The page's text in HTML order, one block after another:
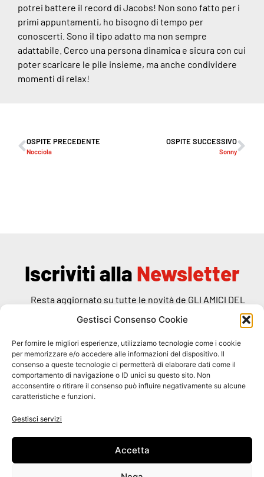
Gestisci Consenso Cookie
Per fornire le migliori esperienze, utilizziamo tecnologie come i cookie
per memorizzare e/o accedere alle informazioni del dispositivo. Il
consenso a queste tecnologie ci permetterà di elaborare dati come il
comportamento di navigazione o ID unici su questo sito. Non
acconsentire o ritirare il consenso può influire negativamente su alcune
caratteristiche e funzioni.
Gestisci servizi
Accetta
potrei battere il record di Jacobs! Non sono fatto per i
primi appuntamenti, ho bisogno di tempo per
conoscerti. Sono il tipo adatto ma non sempre
adattabile. Cerco una persona dinamica e sicura con cui
poter scaricare le pile insieme, ma anche condividere
momenti di relax!
OSPITE PRECEDENTE
Nocciola
OSPITE SUCCESSIVO
Sonny
Iscriviti alla Newsletter
Resta aggiornato su tutte le novità de GLI AMICI DEL
RANDAGIO
Dichiaro di aver preso visione dell'informativa specifica